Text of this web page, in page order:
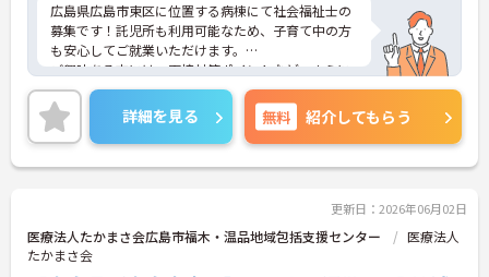
広島県広島市東区に位置する病棟にて社会福祉士の
募集です！託児所も利用可能なため、子育て中の方
も安心してご就業いただけます。
ご興味ある方には、面接対策ポイントなど、さらに
詳細をお話しいたしますのでお気軽にご相談くださ
い！
詳細を見る 無料 紹介してもらう
更新日：2026年06月02日
医療法人たかまさ会広島市福木・温品地域包括支援センター
医療法人
たかまさ会